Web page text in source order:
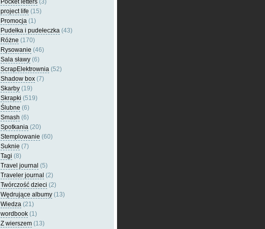
Pocket letters (3)
project life (15)
Promocja (1)
Pudełka i pudełeczka (43)
Różne (170)
Rysowanie (46)
Sala sławy (6)
ScrapElektrownia (52)
Shadow box (7)
Skarby (19)
Skrapki (519)
Ślubne (6)
Smash (6)
Spotkania (20)
Stemplowanie (60)
Suknie (7)
Tagi (8)
Travel journal (5)
Traveler journal (2)
Twórczość dzieci (2)
Wędrujące albumy (13)
Wiedza (21)
wordbook (1)
Z wierszem (13)